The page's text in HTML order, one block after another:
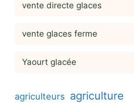
vente directe glaces
vente glaces ferme
Yaourt glacée
agriculteurs agriculture